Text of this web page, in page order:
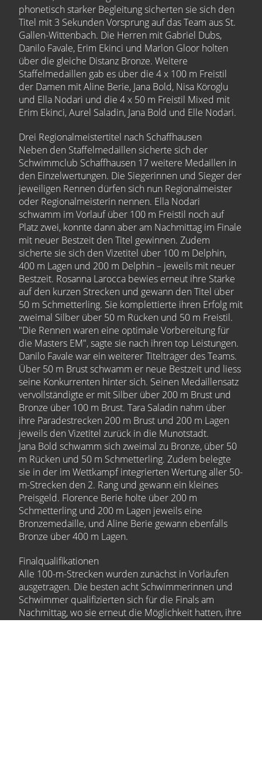
phonetisch starker Begleitung sicherten sie sich den
Titel mit 3 Sekunden Vorsprung auf das Team aus St.
Gallen-Wittenbach. Die Herren mit Gabriel Dubs,
Danilo Favale, Erim Ekinci und Marlon Gloor holten
über die gleiche Distanz Bronze. Weitere
Staffelmedaillen gab es über die 4 x 100 m Freistil
der Damen mit Aline Berie, Jana Bold, Nisa Köroglu
und Ella Nodari und die 4 x 50 m Freistil Mixed mit
Erim Ekinci, Aurel Saladin, Jana Bold und Elle Nodari.
Drei Regionalmeistertitel nach Schaffhausen
Neben den Staffelmedaillen sicherte sich der
Schwimmclub Schaffhausen 17 weitere Medaillen in
den Einzelwertungen. Die Siegerinnen und Sieger der
jeweiligen Rennen dürfen sich nun Regionalmeister
oder Regionalmeisterin nennen. Ella Nodari
schwamm im Vorlauf über 100 m Freistil noch auf
Platz zwei, konnte dann aber am Nachmittag im Finale
mit neuer Bestzeit den Titel gewinnen. Zudem
sicherte sie sich den Vizetitel über 100 m Delphin,
400 m Lagen und 200 m Delphin – jeweils mit neuer
Bestzeit. Rosanna Larocca bewies erneut ihre Stärke
auf den kurzen Strecken und gewann den Titel über
50 m Schmetterling. Sie komplettierte ihren Erfolg mit
zweimal Silber über 50 m Rücken und 50 m Freistil.
"Die Rennen waren eine optimale Vorbereitung für
die Masters EM", sagte sie nach ihren top Leistungen.
Danilo Favale war ein weiterer Titelträger des Teams.
Über 50 m Brust schwamm er neue Bestzeit und liess
seine Konkurrenten hinter sich. Seinen Medaillensatz
vervollständigte er mit Silber über 200 m Brust und
Bronze über 100 m Brust. Tara Saladin nahm über
ihre Paradestrecken 200 m Brust und 200 m Lagen
jeweils den Vizetitel zurück in die Munotstadt.
Jana Bold schwamm sich zweimal zu Bronze, über 50
m Rücken und 50 m Schmetterling. Zudem belegte
sie in der im Wettkampf integrierten Wertung aller 50-
m-Strecken den 2. Rang und gewann ein kleines
Preisgeld. Florence Berie holte über 200 m
Schmetterling und 200 m Lagen jeweils eine
Bronzemedaille, und Aline Berie gewann ebenfalls
Bronze über 400 m Lagen.
Finalqualifikationen
Alle 100-m-Strecken wurden zunächst in Vorläufen
ausgetragen. Die besten acht Schwimmerinnen und
Schwimmer qualifizierten sich für die Finals am
Nachmittag, wo sie erneut die Möglichkeit hatten, ihre